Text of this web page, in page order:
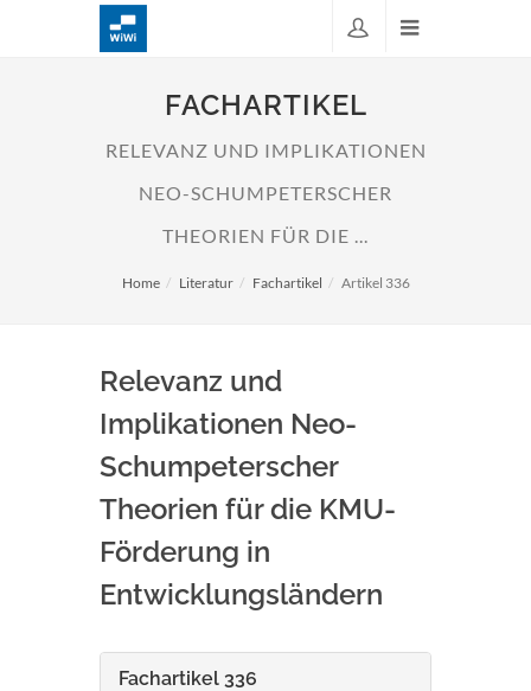
FACHARTIKEL
RELEVANZ UND IMPLIKATIONEN
NEO-SCHUMPETERSCHER
THEORIEN FÜR DIE ...
Home Literatur Fachartikel Artikel 336
Relevanz und
Implikationen Neo-
Schumpeterscher
Theorien für die KMU-
Förderung in
Entwicklungsländern
Fachartikel 336